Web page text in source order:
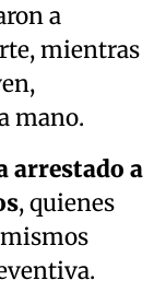
a
mientras
mano.
arrestado a
, quienes